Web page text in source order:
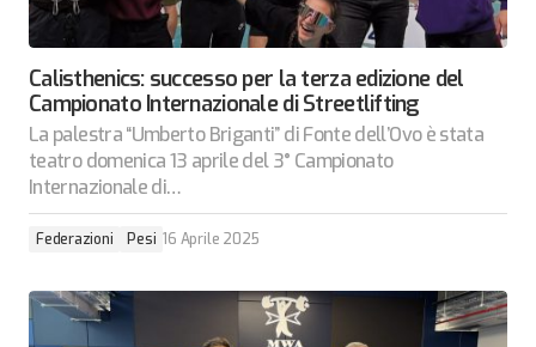
Calisthenics: successo per la terza edizione del
Campionato Internazionale di Streetlifting
La palestra “Umberto Briganti” di Fonte dell’Ovo è stata
teatro domenica 13 aprile del 3° Campionato
Internazionale di…
Federazioni Pesi 16 Aprile 2025